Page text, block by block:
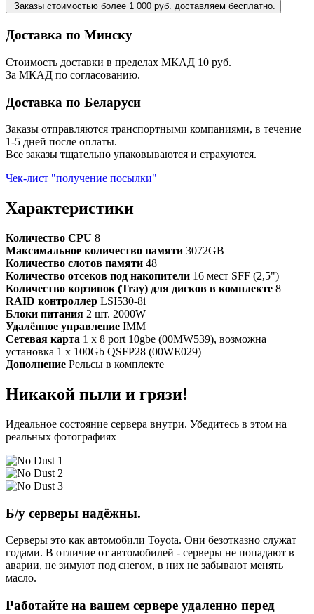
Заказы стоимостью более 1 000 руб. доставляем бесплатно.
Доставка по Минску
Стоимость доставки в пределах МКАД 10 руб.
За МКАД по согласованию.
Доставка по Беларуси
Заказы отправляются транспортными компаниями, в течение
1-5 дней после оплаты.
Все заказы тщательно упаковываются и страхуются.
Чек-лист "получение посылки"
Характеристики
Количество CPU 8
Максимальное количество памяти 3072GB
Количество слотов памяти 48
Количество отсеков под накопители 16 мест SFF (2,5")
Количество корзинок (Tray) для дисков в комплекте 8
RAID контроллер LSI530-8i
Блоки питания 2 шт. 2000W
Удалённое управление IMM
Сетевая карта 1 x 8 port 10gbe (00MW539), возможна
установка 1 x 100Gb QSFP28 (00WE029)
Дополнение Рельсы в комплекте
Никакой пыли и грязи!
Идеальное состояние сервера внутри. Убедитесь в этом на
реальных фотографиях
Б/у серверы надёжны.
Серверы это как автомобили Toyota. Они безотказно служат
годами. В отличие от автомобилей - серверы не попадают в
аварии, не зимуют под снегом, в них не забывают менять
масло.
Работайте на вашем сервере удаленно перед